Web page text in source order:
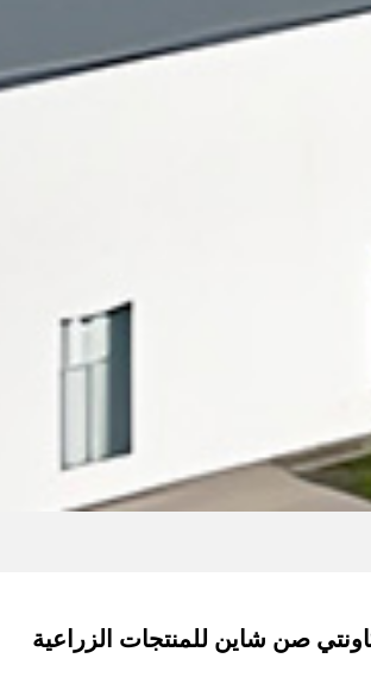
صن شاين للمنتجات الزراعية